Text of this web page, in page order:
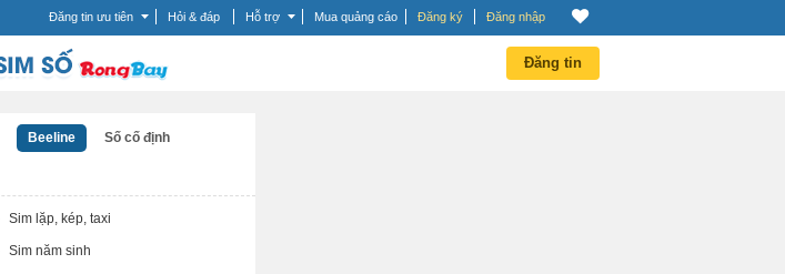
Đăng tin ưu tiên Hỏi & đáp Hỗ trợ Mua quảng cáo Đăng ký Đăng nhập
Đăng tin
Beeline Số cố định
Sim lặp, kép, taxi
Sim năm sinh